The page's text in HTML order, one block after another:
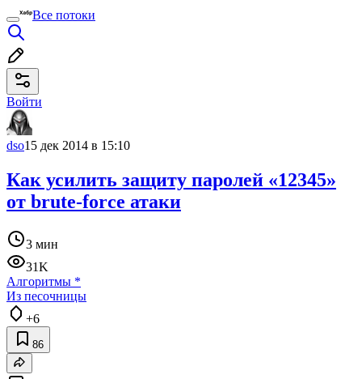
Все потоки
Войти
dso15 дек 2014 в 15:10
Как усилить защиту паролей «12345»
от brute-force атаки
3 мин
31K
Алгоритмы *
Из песочницы
+6
86